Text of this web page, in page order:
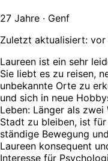
27 Jahre · Genf
Zuletzt aktualisiert: vor
Laureen ist ein sehr
Sie liebt es zu reisen,
unbekannte Orte zu
und sich in neue
Leben: Länger als
Stadt zu bleiben, ist
ständige Bewegung
Laureen konsequent
Interesse für